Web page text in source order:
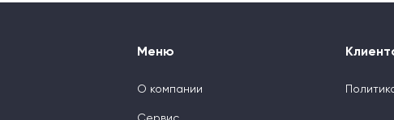
Меню
О компании